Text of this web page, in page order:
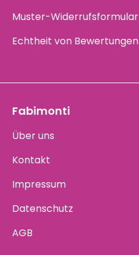
Muster-Widerrufsformular
Echtheit von Bewertungen
Fabimonti
Über uns
Kontakt
Impressum
Datenschutz
AGB